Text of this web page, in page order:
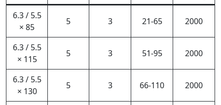
6.3 / 5.5
× 85
5 3 21-65 2000
6.3 / 5.5
× 115
5 3 51-95 2000
6.3 / 5.5
× 130
5 3 66-110 2000